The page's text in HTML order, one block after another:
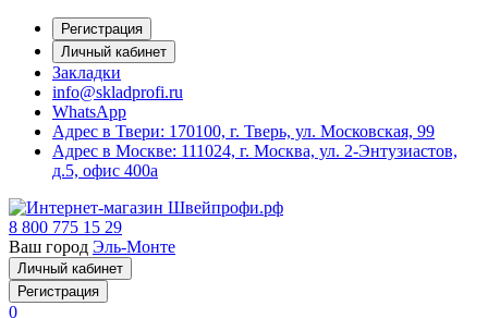
Регистрация
Личный кабинет
Закладки
info@skladprofi.ru
WhatsApp
Адрес в Твери: 170100, г. Тверь, ул. Московская, 99
Адрес в Москве: 111024, г. Москва, ул. 2-Энтузиастов,
д.5, офис 400а
8 800 775 15 29
Ваш город Эль-Монте
Личный кабинет
Регистрация
0